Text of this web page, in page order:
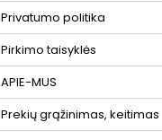
Privatumo politika
Pirkimo taisyklės
APIE-MUS
Prekių grąžinimas, keitimas